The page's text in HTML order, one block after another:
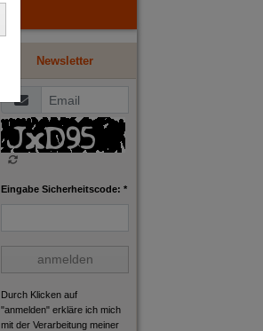
Newsletter
Eingabe Sicherheitscode: *
anmelden
Durch Klicken auf
"anmelden" erkläre ich mich
mit der Verarbeitung meiner